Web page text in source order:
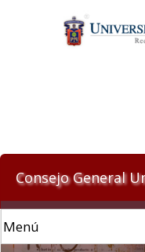
Consejo General